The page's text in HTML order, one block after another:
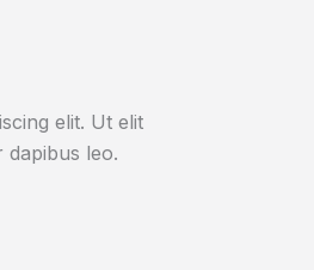
elit. Ut elit
leo.